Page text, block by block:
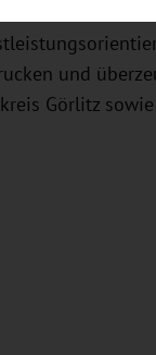
Behr: „Wir
und
Görlitz sowie